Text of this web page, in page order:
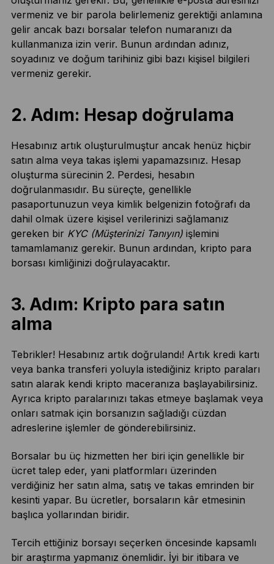
vermeniz ve bir parola belirlemeniz gerektiği anlamına
gelir ancak bazı borsalar telefon numaranızı da
kullanmanıza izin verir. Bunun ardından adınız,
soyadınız ve doğum tarihiniz gibi bazı kişisel bilgileri
vermeniz gerekir.
2. Adım: Hesap doğrulama
Hesabınız artık oluşturulmuştur ancak henüz hiçbir
satın alma veya takas işlemi yapamazsınız. Hesap
oluşturma sürecinin 2. Perdesi, hesabın
doğrulanmasıdır. Bu süreçte, genellikle
pasaportunuzun veya kimlik belgenizin fotoğrafı da
dahil olmak üzere kişisel verilerinizi sağlamanız
gereken bir KYC (Müşterinizi Tanıyın)işlemini
tamamlamanız gerekir. Bunun ardından, kripto para
borsası kimliğinizi doğrulayacaktır.
3. Adım: Kripto para satın
alma
Tebrikler! Hesabınız artık doğrulandı! Artık kredi kartı
veya banka transferi yoluyla istediğiniz kripto paraları
satın alarak kendi kripto maceranıza başlayabilirsiniz.
Ayrıca kripto paralarınızı takas etmeye başlamak veya
onları satmak için borsanızın sağladığı cüzdan
adreslerine işlemler de gönderebilirsiniz.
Borsalar bu üç hizmetten her biri için genellikle bir
ücret talep eder, yani platformları üzerinden
verdiğiniz her satın alma, satış ve takas emrinden bir
kesinti yapar. Bu ücretler, borsaların kâr etmesinin
başlıca yollarından biridir.
Tercih ettiğiniz borsayı seçerken öncesinde kapsamlı
bir araştırma yapmanız önemlidir. İyi bir itibara ve